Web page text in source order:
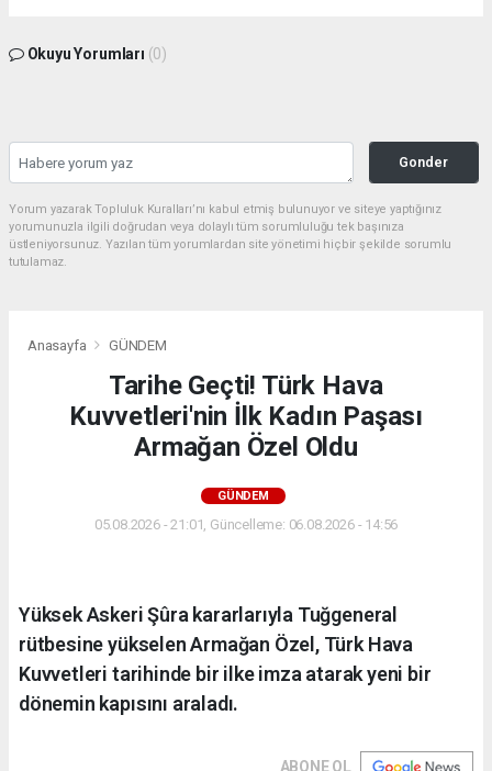
Okuyu Yorumları (0)
Gonder
Yorum yazarak Topluluk Kuralları’nı kabul etmiş bulunuyor ve siteye yaptığınız
yorumunuzla ilgili doğrudan veya dolaylı tüm sorumluluğu tek başınıza
üstleniyorsunuz. Yazılan tüm yorumlardan site yönetimi hiçbir şekilde sorumlu
tutulamaz.
Anasayfa GÜNDEM
Tarihe Geçti! Türk Hava
Kuvvetleri'nin İlk Kadın Paşası
Armağan Özel Oldu
GÜNDEM
05.08.2026 - 21:01, Güncelleme: 06.08.2026 - 14:56
Yüksek Askeri Şûra kararlarıyla Tuğgeneral
rütbesine yükselen Armağan Özel, Türk Hava
Kuvvetleri tarihinde bir ilke imza atarak yeni bir
dönemin kapısını araladı.
ABONE OL